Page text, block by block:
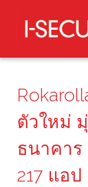
ตัวใหม่
ธนาคาร
217 แอป